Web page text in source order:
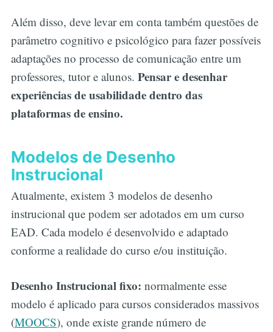
Além disso, deve levar em conta também questões de
parâmetro cognitivo e psicológico para fazer possíveis
adaptações no processo de comunicação entre um
professores, tutor e alunos. Pensar e desenhar
experiências de usabilidade dentro das
plataformas de ensino.
Modelos de Desenho
Instrucional
Atualmente, existem 3 modelos de desenho
instrucional que podem ser adotados em um curso
EAD. Cada modelo é desenvolvido e adaptado
conforme a realidade do curso e/ou instituição.
Desenho Instrucional fixo: normalmente esse
modelo é aplicado para cursos considerados massivos
(MOOCS), onde existe grande número de